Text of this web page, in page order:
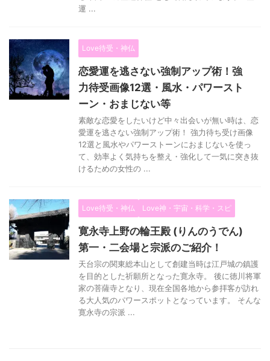
運 ...
Love待受・神仏
恋愛運を逃さない強制アップ術！強
力待受画像12選・風水・パワースト
ーン・おまじない等
素敵な恋愛をしたいけど中々出会いが無い時は、恋
愛運を逃さない強制アップ術！ 強力待ち受け画像
12選と風水やパワーストーンにおまじないを使っ
て、効率よく気持ちを整え・強化して一気に突き抜
けるための女性の ...
Love待受・神仏 Love神・宇宙・科学・スピ
寛永寺上野の輪王殿 (りんのうでん)
第一・二会場と宗派のご紹介！
天台宗の関東総本山として創建当時は江戸城の鎮護
を目的とした祈願所となった寛永寺。 後に徳川将軍
家の菩薩寺となり、現在全国各地から参拝客が訪れ
る大人気のパワースポットとなっています。 そんな
寛永寺の宗派 ...